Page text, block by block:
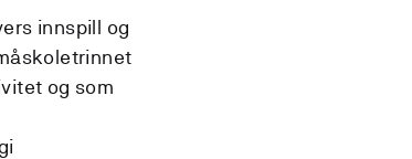
innspill og
og som